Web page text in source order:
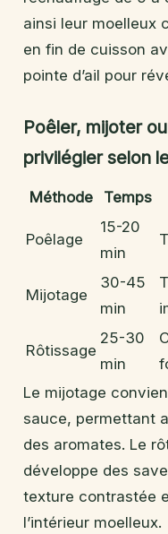
ainsi leur moelleux
en fin de cuisson
pointe d’ail pour
Poêler, mijoter
privilégier selon
Méthode Temps
Poêlage
15-20
min
Mijotage
30-45
min
Rôtissage
25-30
min
Le mijotage
sauce, permettant
des aromates. Le
développe des
texture contrastée
l’intérieur moelleux.